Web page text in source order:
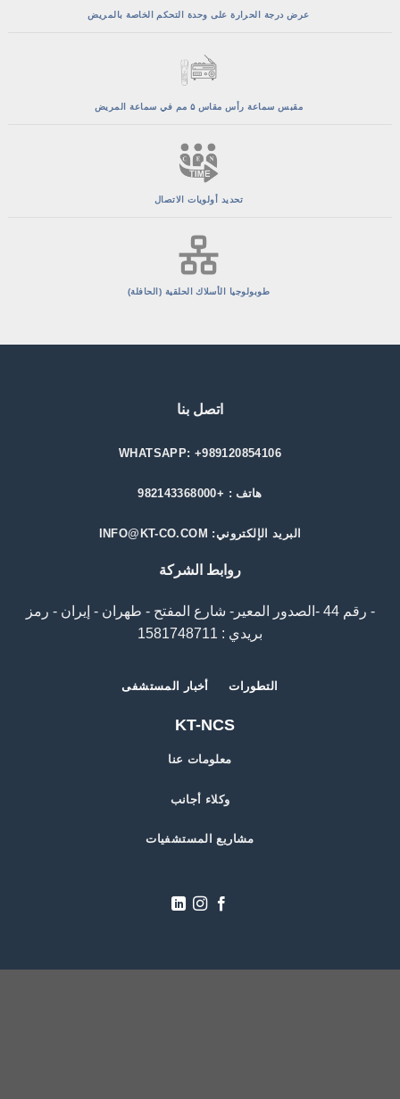
عرض درجة الحرارة على وحدة التحكم الخاصة بالمريض
مقبس سماعة رأس مقاس ۵ مم في سماعة المريض
تحديد أولويات الاتصال
طوبولوجيا الأسلاك الحلقية (الحافلة)
اتصل بنا
WHATSAPP: +989120854106
هاتف : +982143368000
البريد الإلكتروني: INFO@KT-CO.COM
روابط الشركة
- رقم 44 -الصدور المعیر- شارع المفتح - طهران - إيران - رمز
بريدي : 1581748711
التطورات أخبار المستشفى
KT-NCS
معلومات عنا
وكلاء أجانب
مشاريع المستشفيات